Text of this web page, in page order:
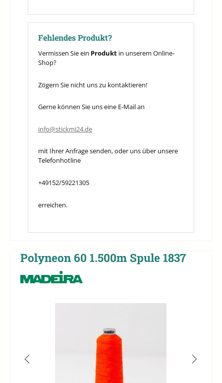
Fehlendes Produkt?
Vermissen Sie ein Produkt in unserem Online-
Shop?
Zögern Sie nicht uns zu kontaktieren!
Gerne können Sie uns eine E-Mail an
info@stickmi24.de
mit Ihrer Anfrage senden, oder uns über unsere
Telefonhotline
+49152/59221305
erreichen.
Polyneon 60 1.500m Spule 1837